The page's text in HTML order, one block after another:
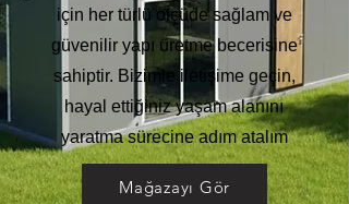
için her türlü ölçüde sağlam ve
güvenilir yapı üretme becerisine
sahiptir. Bizimle iletişime geçin,
hayal ettiğiniz yaşam alanını
yaratma sürecine adım atalım
Mağazayı Gör